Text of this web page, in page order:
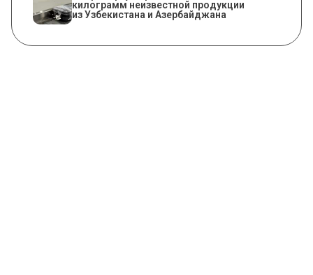
килограмм неизвестной продукции
из Узбекистана и Азербайджана